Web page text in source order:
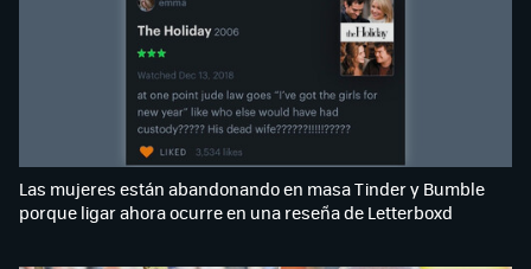
Las mujeres están abandonando en masa Tinder y Bumble
porque ligar ahora ocurre en una reseña de Letterboxd